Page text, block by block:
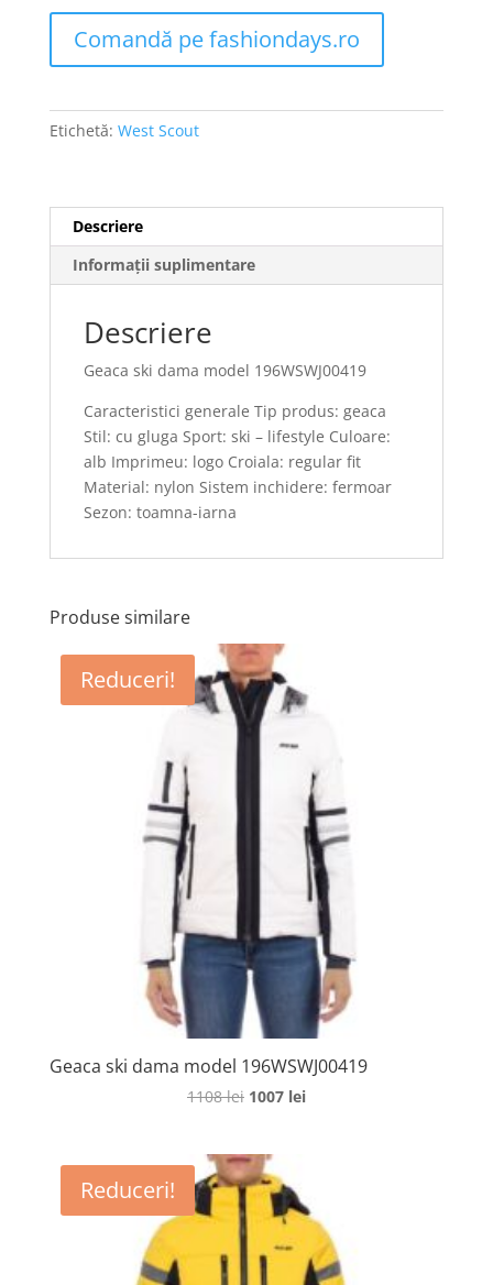
Comandă pe fashiondays.ro
Etichetă: West Scout
Descriere
Informații suplimentare
Descriere
Geaca ski dama model 196WSWJ00419
Caracteristici generale Tip produs: geaca
Stil: cu gluga Sport: ski – lifestyle Culoare:
alb Imprimeu: logo Croiala: regular fit
Material: nylon Sistem inchidere: fermoar
Sezon: toamna-iarna
Produse similare
Reduceri!
Geaca ski dama model 196WSWJ00419
1108lei Prețul
fost:
1108 lei.
1007 leiPrețul
Reduceri!